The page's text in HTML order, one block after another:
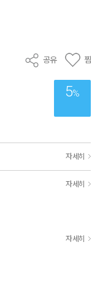
공유 찜
5%
자세히
자세히
자세히